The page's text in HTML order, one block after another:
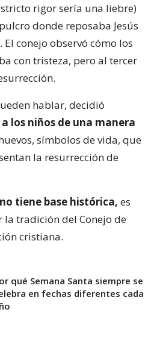
rigor sería una liebre)
donde reposaba Jesús
conejo observó cómo los
con tristeza, pero al tercer
hablar, decidió
los niños de una manera
símbolos de vida, que
la resurrección de
no tiene base histórica, es
la tradición del Conejo de
cristiana.
qué Semana Santa siempre se
en fechas diferentes cada